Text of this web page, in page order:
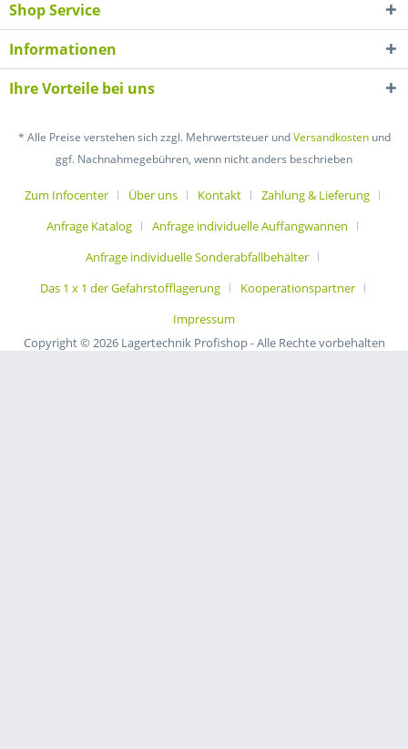
Shop Service
Informationen
Ihre Vorteile bei uns
* Alle Preise verstehen sich zzgl. Mehrwertsteuer undVersandkostenund
ggf. Nachnahmegebühren, wenn nicht anders beschrieben
Zum Infocenter Über uns Kontakt
Zahlung & Lieferung
Anfrage Katalog
Anfrage individuelle Auffangwannen
Anfrage individuelle Sonderabfallbehälter
Das 1 x 1 der Gefahrstofflagerung
Kooperationspartner
Impressum
Copyright © 2026 Lagertechnik Profishop - Alle Rechte vorbehalten